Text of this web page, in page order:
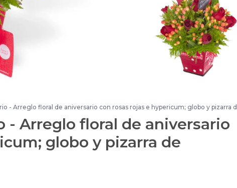
- Arreglo floral de aniversario con rosas rojas e hypericum; globo y pizarra
- Arreglo floral de aniversario
globo y pizarra de